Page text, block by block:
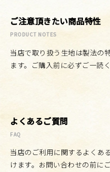
ご注意頂きたい商品特性
PRODUCT NOTES
当店で取り扱う生地は製法の
ます。ご購入前に必ずご一読
よくあるご質問
FAQ
当店のご利用に関するよくあ
けます。お問い合わせの前に